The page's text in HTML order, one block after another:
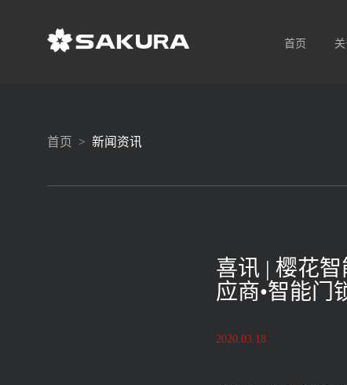
首页
首页 >新闻资讯
喜讯 | 樱花
应商•智能门
2020.03.18